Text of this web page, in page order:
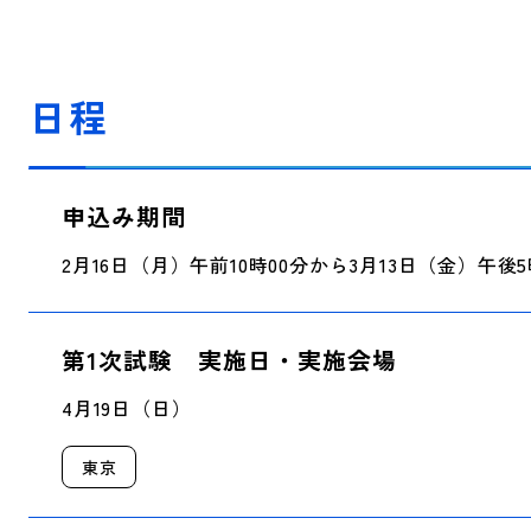
日程
申込み期間
2月16日（月）午前10時00分から3月13日（金）午後
第1次試験 実施日・実施会場
4月19日（日）
東京